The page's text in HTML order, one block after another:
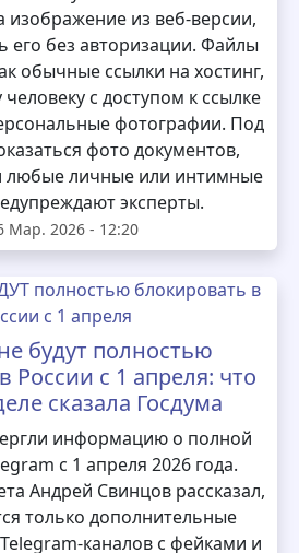
изображение из веб-версии,
его без авторизации. Файлы
обычные ссылки на хостинг,
с доступом к ссылке
фотографии. Под
фото документов,
любые личные или интимные
эксперты.
Мар. 2026 - 12:20
будут полностью
России с 1 апреля: что
сказала Госдума
информацию о полной
с 1 апреля 2026 года.
Андрей Свинцов рассказал,
только дополнительные
с фейками и